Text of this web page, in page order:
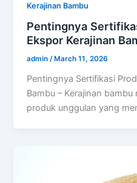
Kerajinan Bambu
Pentingnya
Ekspor Kerajinan
admin/ March 11, 2026
Pentingnya Sertifikasi
Bambu – Kerajinan
produk unggulan yang